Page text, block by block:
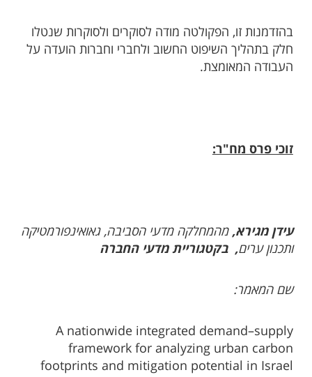
בהזדמנות זו, הפקולטה מודה לסוקרים ולסוקרות שנטלו
חלק בתהליך השיפוט החשוב ולחברי וחברות הועדה על
העבודה המאומצת.
זוכי פרס מח"ר:
עידן מגירא,מהמחלקה מדעי הסביבה, גאואינפורמטיקה
ותכנון ערים, בקטגוריית מדעי החברה
שם המאמר:
A nationwide integrated demand–supply
framework for analyzing urban carbon
footprints and mitigation potential in Israel